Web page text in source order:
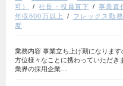
可）
社長・役員直下 事業責
年収600万以上
フレックス勤務
度
業務内容 事業立ち上げ期になりま
方位様々なことに携わっていただき
業界の採用企業…